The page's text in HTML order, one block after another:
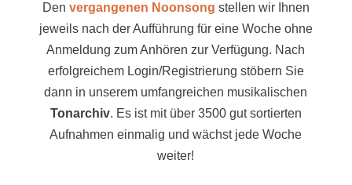
Den vergangenen Noonsong stellen wir Ihnen
jeweils nach der Aufführung für eine Woche ohne
Anmeldung zum Anhören zur Verfügung. Nach
erfolgreichem Login/Registrierung stöbern Sie
dann in unserem umfangreichen musikalischen
Tonarchiv. Es ist mit über 3500 gut sortierten
Aufnahmen einmalig und wächst jede Woche
weiter!